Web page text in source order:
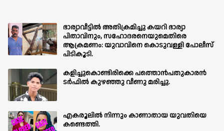
ഭാര്യാവീട്ടിൽ അതിക്രമിച്ചു കയറി ഭാര്യാ
പിതാവിനും, സഹോദരനെയുമെതിരെ
ആക്രമണം: യുവാവിനെ കൊടുവള്ളി പോലീസ്
പിടികൂടി.
കളിച്ചുകൊണ്ടിരിക്കെ പത്തൊൻപതുകാരൻ
ടർഫിൽ കുഴഞ്ഞു വീണു മരിച്ചു.
എകരൂലിൽ നിന്നും കാണാതായ യുവതിയെ
കണ്ടെത്തി.